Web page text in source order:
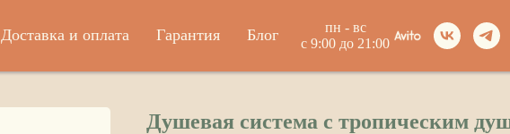
Доставка и оплата Гарантия Блог
пн - вс
с 9:00 до 21:00
Душевая система с тропическим